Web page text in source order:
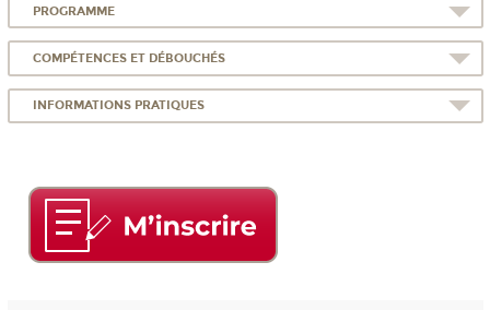
PROGRAMME
COMPÉTENCES ET DÉBOUCHÉS
INFORMATIONS PRATIQUES